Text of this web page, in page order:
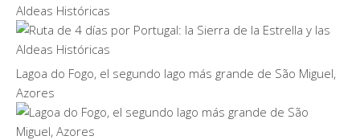
Aldeas Históricas
Lagoa do Fogo, el segundo lago más grande de São Miguel,
Azores